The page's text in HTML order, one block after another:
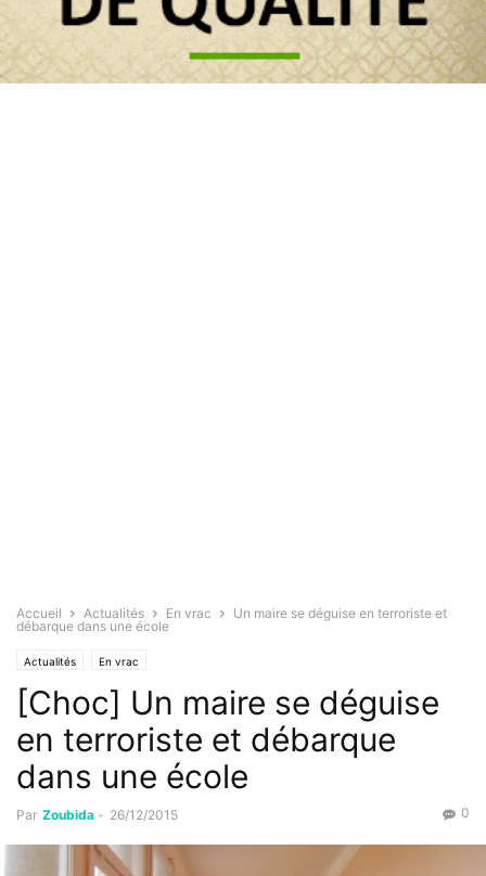
Accueil Actualités En vrac
Un maire se déguise en terroriste et
débarque dans une école
Actualités En vrac
[Choc] Un maire se déguise
en terroriste et débarque
dans une école
Par Zoubida - 26/12/2015 0